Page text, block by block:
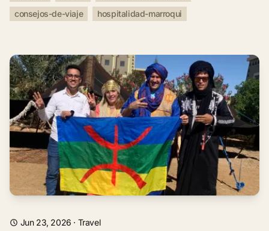
consejos-de-viaje
hospitalidad-marroqui
Jun 23, 2026 · Travel